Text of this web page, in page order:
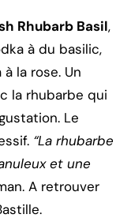
Rhubarb Basil,
à du basilic,
la rose. Un
la rhubarbe qui
Le
“La rhubarbe
et une
A retrouver